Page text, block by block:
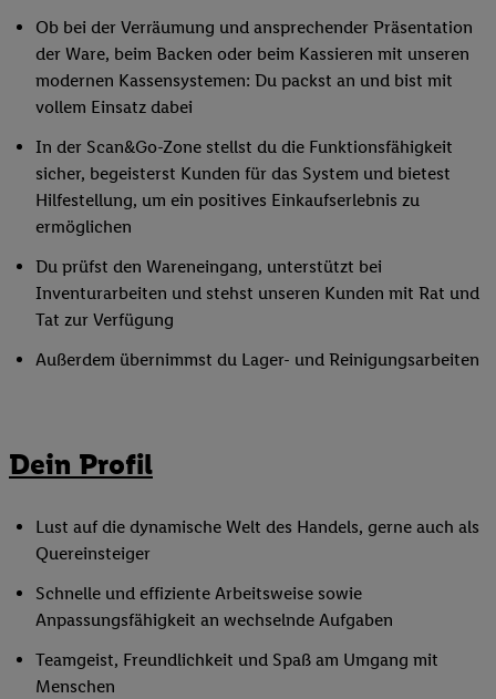
Ob bei der Verräumung und ansprechender Präsentation
der Ware, beim Backen oder beim Kassieren mit unseren
modernen Kassensystemen: Du packst an und bist mit
vollem Einsatz dabei
In der Scan&Go-Zone stellst du die Funktionsfähigkeit
sicher, begeisterst Kunden für das System und bietest
Hilfestellung, um ein positives Einkaufserlebnis zu
ermöglichen
Du prüfst den Wareneingang, unterstützt bei
Inventurarbeiten und stehst unseren Kunden mit Rat und
Tat zur Verfügung
Außerdem übernimmst du Lager- und Reinigungsarbeiten
Dein Profil
Lust auf die dynamische Welt des Handels, gerne auch als
Quereinsteiger
Schnelle und effiziente Arbeitsweise sowie
Anpassungsfähigkeit an wechselnde Aufgaben
Teamgeist, Freundlichkeit und Spaß am Umgang mit
Menschen